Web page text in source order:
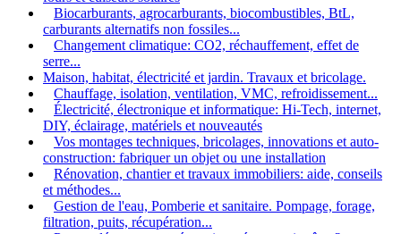
Biocarburants, agrocarburants, biocombustibles, BtL,
carburants alternatifs non fossiles...
Changement climatique: CO2, réchauffement, effet de
serre...
Maison, habitat, électricité et jardin. Travaux et bricolage.
Chauffage, isolation, ventilation, VMC, refroidissement...
Électricité, électronique et informatique: Hi-Tech, internet,
DIY, éclairage, matériels et nouveautés
Vos montages techniques, bricolages, innovations et auto-
construction: fabriquer un objet ou une installation
Rénovation, chantier et travaux immobiliers: aide, conseils
et méthodes...
Gestion de l'eau, Pomberie et sanitaire. Pompage, forage,
filtration, puits, récupération...